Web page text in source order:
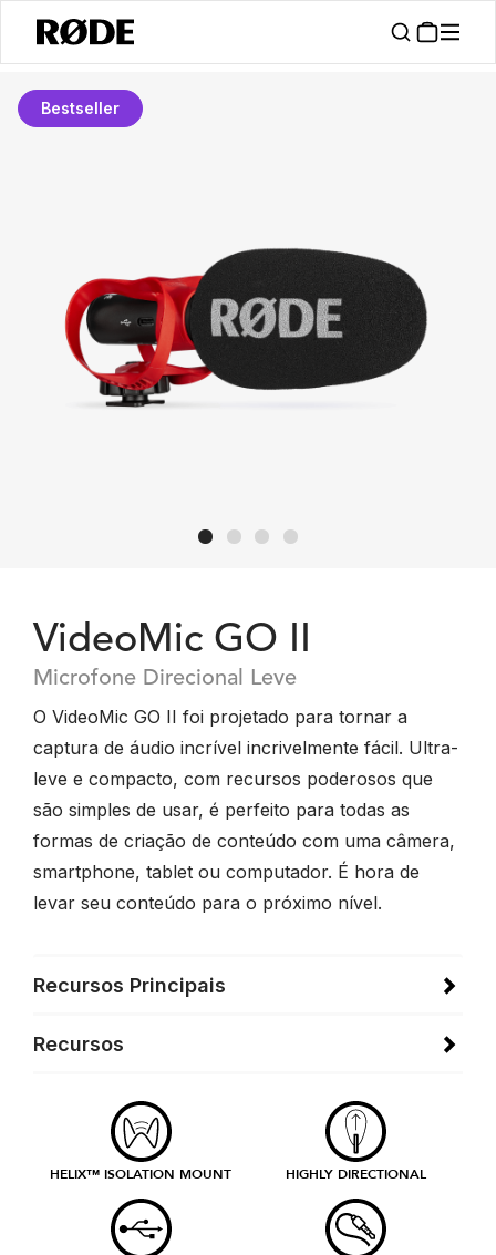
Bestseller
VideoMic GO II
Microfone Direcional Leve
O VideoMic GO II foi projetado para tornar a
captura de áudio incrível incrivelmente fácil. Ultra-
leve e compacto, com recursos poderosos que
são simples de usar, é perfeito para todas as
formas de criação de conteúdo com uma câmera,
smartphone, tablet ou computador. É hora de
levar seu conteúdo para o próximo nível.
Recursos Principais
Recursos
HELIX™ ISOLATION MOUNT HIGHLY DIRECTIONAL